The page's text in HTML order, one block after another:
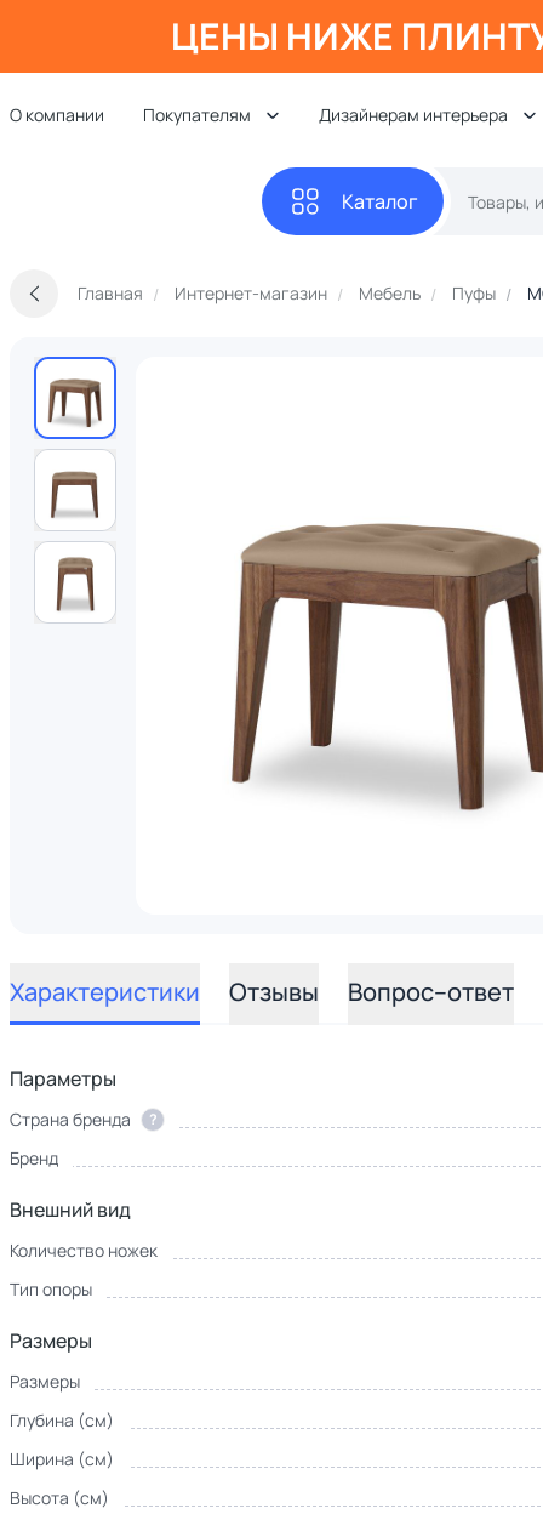
ЦЕНЫ НИЖЕ
О компании Покупателям Дизайнерам интерьера
Каталог
Главная Интернет-магазин Мебель Пуфы
Характеристики Отзывы Вопрос–ответ
Параметры
Страна бренда ?
Бренд
Внешний вид
Количество ножек
Тип опоры
Размеры
Размеры
Глубина (см)
Ширина (см)
Высота (см)